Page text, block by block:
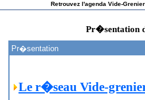
Retrouvez l'agenda Vide-
Pr�sentation
Pr�sentation
Le r�seau Vide-